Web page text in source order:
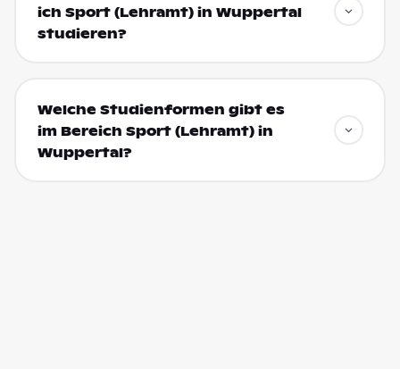
ich Sport (Lehramt) in Wuppertal
studieren?
Welche Studienformen gibt es
im Bereich Sport (Lehramt) in
Wuppertal?